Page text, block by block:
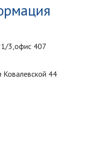
3,офис 407
Ковалевской 44